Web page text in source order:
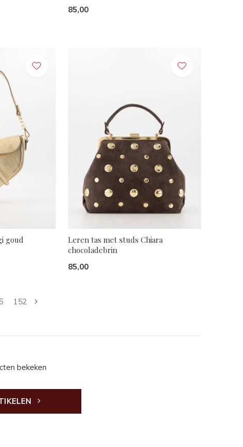
85,00
goud
Leren tas met studs Chiara
chocoladebrin
85,00
152
bekeken